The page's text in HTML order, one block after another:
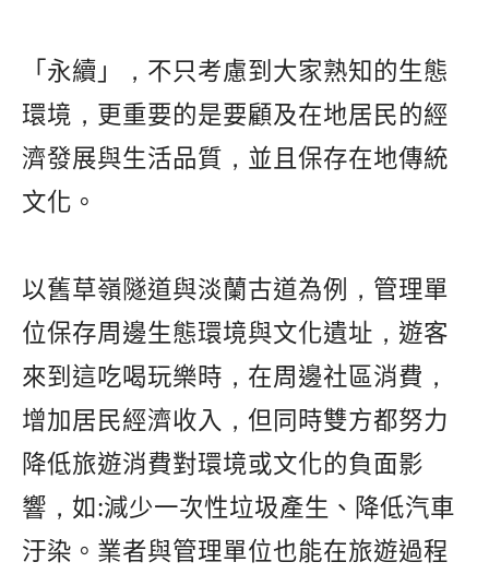
「永續」，不只考慮到大家熟知的生態
環境，更重要的是要顧及在地居民的經
濟發展與生活品質，並且保存在地傳統
文化。
以舊草嶺隧道與淡蘭古道為例，管理單
位保存周邊生態環境與文化遺址，遊客
來到這吃喝玩樂時，在周邊社區消費，
增加居民經濟收入，但同時雙方都努力
降低旅遊消費對環境或文化的負面影
響，如:減少一次性垃圾產生、降低汽車
汙染。業者與管理單位也能在旅遊過程